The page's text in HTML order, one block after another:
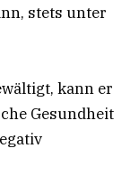
stets unter
kann er
Gesundheit